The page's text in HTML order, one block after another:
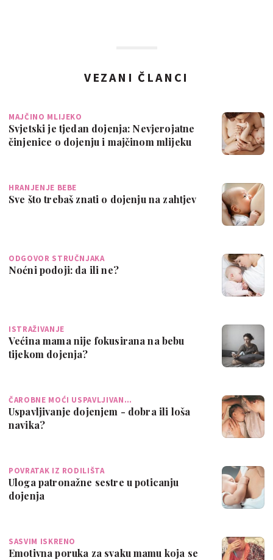
VEZANI ČLANCI
MAJČINO MLIJEKO
Svjetski je tjedan dojenja: Nevjerojatne
činjenice o dojenju i majčinom mlijeku
HRANJENJE BEBE
Sve što trebaš znati o dojenju na zahtjev
ODGOVOR STRUČNJAKA
Noćni podoji: da ili ne?
ISTRAŽIVANJE
Većina mama nije fokusirana na bebu
tijekom dojenja?
ČAROBNE MOĆI USPAVLJIVAN…
Uspavljivanje dojenjem - dobra ili loša
navika?
POVRATAK IZ RODILIŠTA
Uloga patronažne sestre u poticanju
dojenja
SASVIM ISKRENO
Emotivna poruka za svaku mamu koja se